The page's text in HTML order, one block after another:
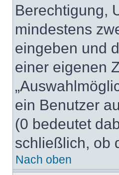
Berechtigung,
mindestens
eingeben und
einer eigenen
ein Benutzer
(0 bedeutet
schließlich, ob
Nach oben